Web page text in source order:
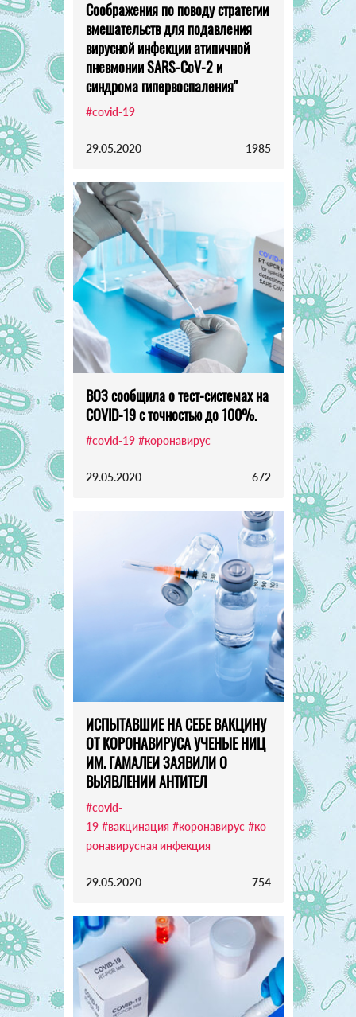
Соображения по поводу стратегии
вмешательств для подавления
вирусной инфекции атипичной
пневмонии SARS-CoV-2 и
синдрома гипервоспаления"
#covid-19
29.05.2020 1985
ВОЗ сообщила о тест-системах на
COVID-19 с точностью до 100%.
#covid-19 #коронавирус
29.05.2020 672
ИСПЫТАВШИЕ НА СЕБЕ ВАКЦИНУ
ОТ КОРОНАВИРУСА УЧЕНЫЕ НИЦ
ИМ. ГАМАЛЕИ ЗАЯВИЛИ О
ВЫЯВЛЕНИИ АНТИТЕЛ
#covid-
19 #вакцинация #коронавирус #ко
ронавирусная инфекция
29.05.2020 754